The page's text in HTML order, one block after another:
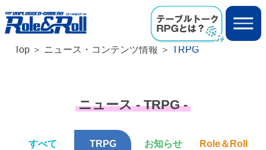
Top ニュース・コンテンツ情報 TRPG
ニュース - TRPG -
すべて TRPG お知らせ Role＆Roll